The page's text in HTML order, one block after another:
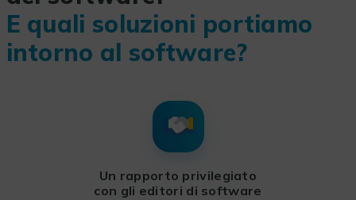
E quali soluzioni portiamo
intorno al software?
Un rapporto privilegiato
con gli editori di software